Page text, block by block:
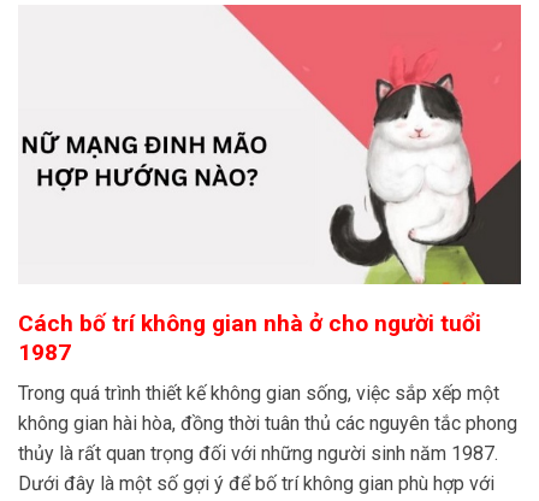
Cách bố trí không gian nhà ở cho người tuổi
1987
Trong quá trình thiết kế không gian sống, việc sắp xếp một
không gian hài hòa, đồng thời tuân thủ các nguyên tắc phong
thủy là rất quan trọng đối với những người sinh năm 1987.
Dưới đây là một số gợi ý để bố trí không gian phù hợp với